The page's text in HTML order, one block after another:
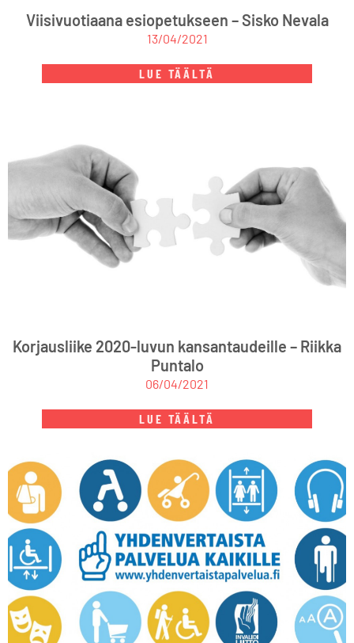
Viisivuotiaana esiopetukseen – Sisko Nevala
13/04/2021
LUE TÄÄLTÄ
Korjausliike 2020-luvun kansantaudeille – Riikka
Puntalo
06/04/2021
LUE TÄÄLTÄ